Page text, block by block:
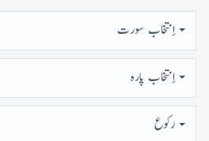
اِنتخاب سورت
اِنتخاب پارہ
رُكوع